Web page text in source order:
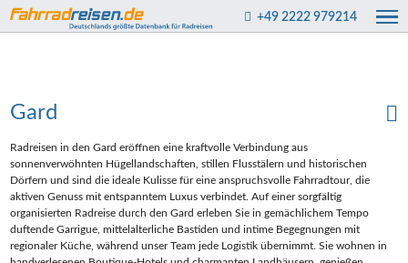
+49 2222 979214
Gard
Radreisen in den Gard eröffnen eine kraftvolle Verbindung aus
sonnenverwöhnten Hügellandschaften, stillen Flusstälern und historischen
Dörfern und sind die ideale Kulisse für eine anspruchsvolle Fahrradtour, die
aktiven Genuss mit entspanntem Luxus verbindet. Auf einer sorgfältig
organisierten Radreise durch den Gard erleben Sie in gemächlichem Tempo
duftende Garrigue, mittelalterliche Bastiden und intime Begegnungen mit
regionaler Küche, während unser Team jede Logistik übernimmt. Sie wohnen in